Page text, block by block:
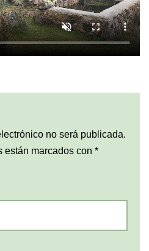
no será publicada.
están marcados con *